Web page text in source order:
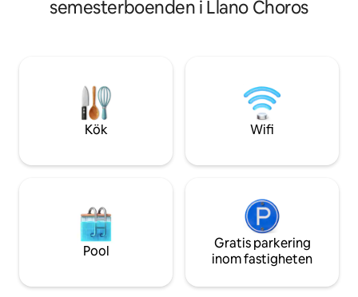
- Lugnt, privat, säkert ställe perfekt för
terrass, grillplats, grill, spis, bord och
Llano de los
kontakt med
semesterboenden i Llano Choros
Kök Wifi
Pool
Gratis parkering
inom fastigheten